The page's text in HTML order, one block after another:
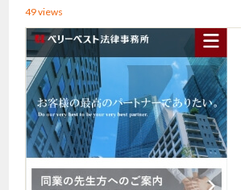
49 views